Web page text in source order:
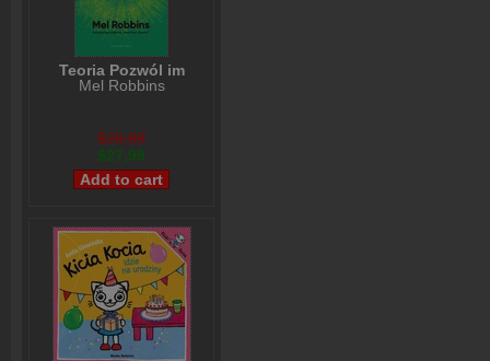
Teoria Pozwól im
Mel Robbins
$29,99
$27,99